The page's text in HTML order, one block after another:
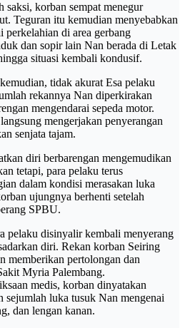
saksi, korban sempat menegur
Teguran itu kemudian menyebabkan
perkelahian di area gerbang
dan sopir lain Nan berada di Letak
situasi kembali kondusif.
tidak akurat Esa pelaku
rekannya Nan diperkirakan
mengendarai sepeda motor.
mengerjakan penyerangan
senjata tajam.
diri berbarengan mengemudikan
tetapi, para pelaku terus
dalam kondisi merasakan luka
ujungnya berhenti setelah
SPBU.
pelaku disinyalir kembali menyerang
diri. Rekan korban Seiring
memberikan pertolongan dan
Myria Palembang.
medis, korban dinyatakan
sejumlah luka tusuk Nan mengenai
dan lengan kanan.